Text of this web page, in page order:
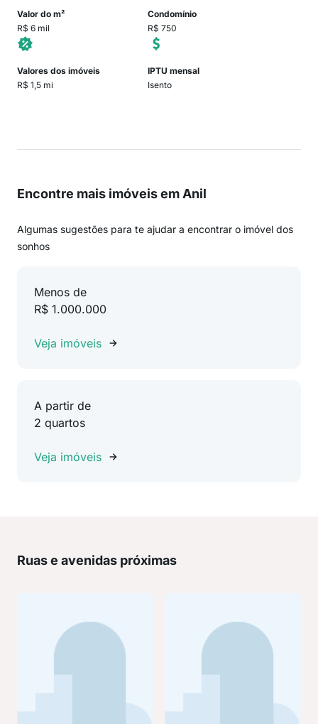
Valor do m²
R$ 6 mil
Condomínio
R$ 750
Valores dos imóveis
R$ 1,5 mi
IPTU mensal
Isento
Encontre mais imóveis em Anil
Algumas sugestões para te ajudar a encontrar o imóvel dos
sonhos
Menos de
R$ 1.000.000
Veja imóveis
A partir de
2 quartos
Veja imóveis
Ruas e avenidas próximas